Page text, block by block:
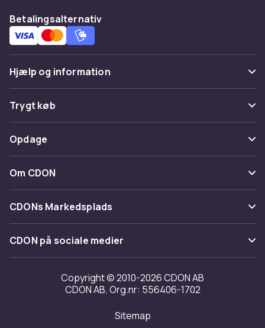
Betalingsalternativ
Hjælp og information
Ofte stillede spørgsmål
Spor pakke
Fortryd & returner her
Kontakt os
Trygt køb
Betaling
Levering
Tilbagekaldelser
Opdage
Kategorier
Maerke
Om CDON
Om os
Kundeanmeldelser
Arbejd på CDON
Investor relations
Tilgængelighed
CDONs Markedsplads
Merchant Help Center
CDON på sociale medier
Copyright © 2010-2026 CDON AB
CDON AB, Org.nr: 556406-1702
Sitemap